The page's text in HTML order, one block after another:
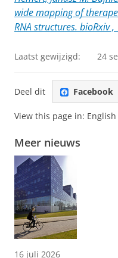
wide mapping of
RNA structures. bioRxiv
Laatst gewijzigd: 24
Deel dit Facebook
View this page in: English
Meer nieuws
16 juli 2026